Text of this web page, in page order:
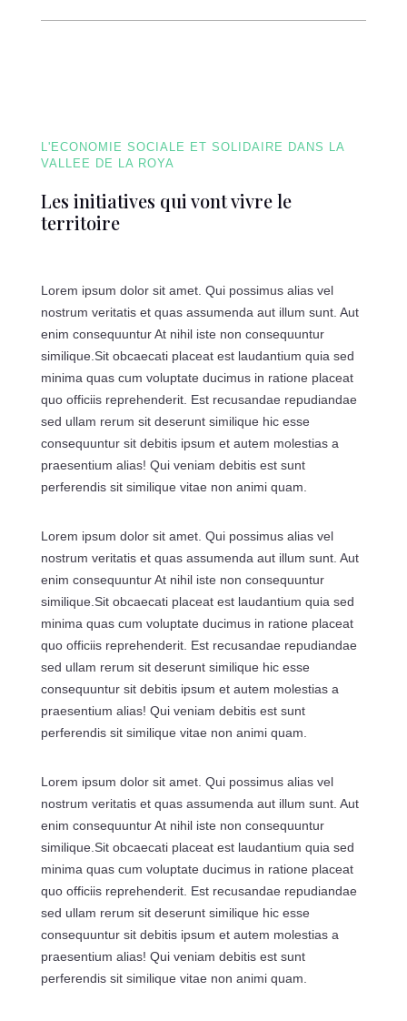
L'ECONOMIE SOCIALE ET SOLIDAIRE DANS LA
VALLEE DE LA ROYA
Les initiatives qui vont vivre le
territoire
Lorem ipsum dolor sit amet. Qui possimus alias vel
nostrum veritatis et quas assumenda aut illum sunt. Aut
enim consequuntur At nihil iste non consequuntur
similique.Sit obcaecati placeat est laudantium quia sed
minima quas cum voluptate ducimus in ratione placeat
quo officiis reprehenderit. Est recusandae repudiandae
sed ullam rerum sit deserunt similique hic esse
consequuntur sit debitis ipsum et autem molestias a
praesentium alias! Qui veniam debitis est sunt
perferendis sit similique vitae non animi quam.
Lorem ipsum dolor sit amet. Qui possimus alias vel
nostrum veritatis et quas assumenda aut illum sunt. Aut
enim consequuntur At nihil iste non consequuntur
similique.Sit obcaecati placeat est laudantium quia sed
minima quas cum voluptate ducimus in ratione placeat
quo officiis reprehenderit. Est recusandae repudiandae
sed ullam rerum sit deserunt similique hic esse
consequuntur sit debitis ipsum et autem molestias a
praesentium alias! Qui veniam debitis est sunt
perferendis sit similique vitae non animi quam.
Lorem ipsum dolor sit amet. Qui possimus alias vel
nostrum veritatis et quas assumenda aut illum sunt. Aut
enim consequuntur At nihil iste non consequuntur
similique.Sit obcaecati placeat est laudantium quia sed
minima quas cum voluptate ducimus in ratione placeat
quo officiis reprehenderit. Est recusandae repudiandae
sed ullam rerum sit deserunt similique hic esse
consequuntur sit debitis ipsum et autem molestias a
praesentium alias! Qui veniam debitis est sunt
perferendis sit similique vitae non animi quam.